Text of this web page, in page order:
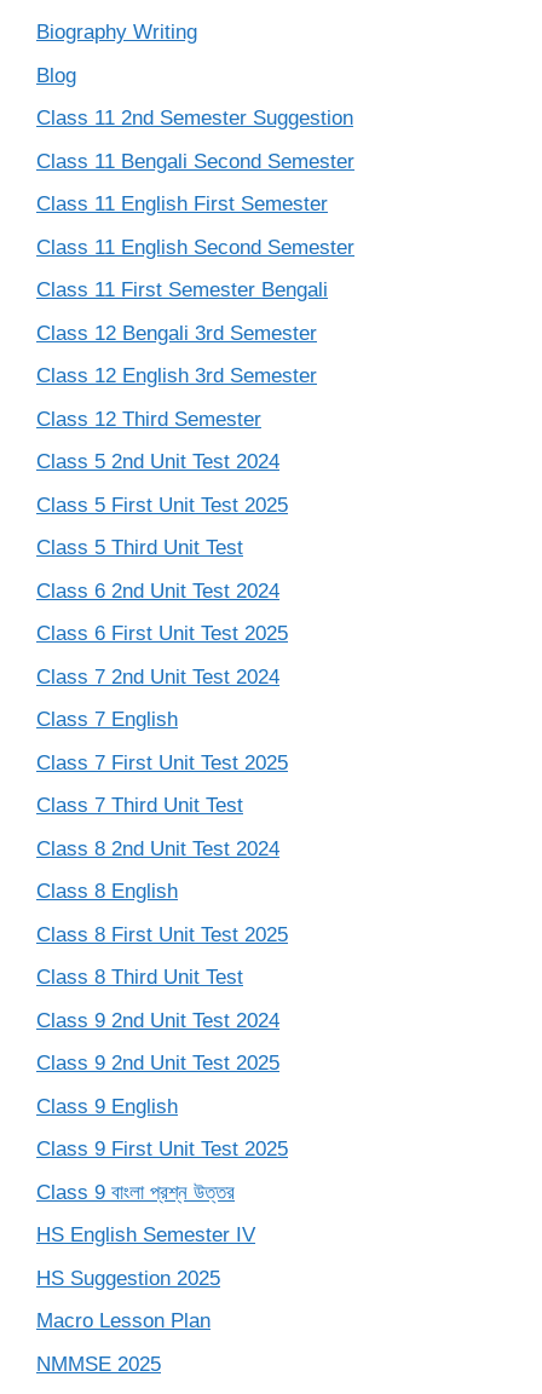
Biography Writing
Blog
Class 11 2nd Semester Suggestion
Class 11 Bengali Second Semester
Class 11 English First Semester
Class 11 English Second Semester
Class 11 First Semester Bengali
Class 12 Bengali 3rd Semester
Class 12 English 3rd Semester
Class 12 Third Semester
Class 5 2nd Unit Test 2024
Class 5 First Unit Test 2025
Class 5 Third Unit Test
Class 6 2nd Unit Test 2024
Class 6 First Unit Test 2025
Class 7 2nd Unit Test 2024
Class 7 English
Class 7 First Unit Test 2025
Class 7 Third Unit Test
Class 8 2nd Unit Test 2024
Class 8 English
Class 8 First Unit Test 2025
Class 8 Third Unit Test
Class 9 2nd Unit Test 2024
Class 9 2nd Unit Test 2025
Class 9 English
Class 9 First Unit Test 2025
Class 9 বাংলা প্রশ্ন উত্তর
HS English Semester IV
HS Suggestion 2025
Macro Lesson Plan
NMMSE 2025